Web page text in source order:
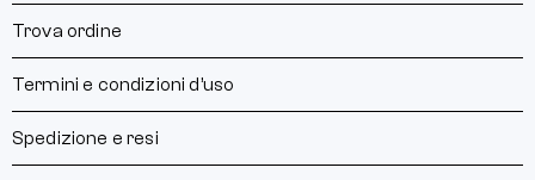
Trova ordine
Termini e condizioni d’uso
Spedizione e resi